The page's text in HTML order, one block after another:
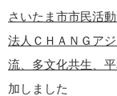
さいたま市市民活
法人ＣＨＡＮＧア
流、多文化共生、
加しました